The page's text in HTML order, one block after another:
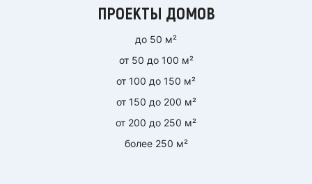
ПРОЕКТЫ ДОМОВ
до 50 м²
от 50 до 100 м²
от 100 до 150 м²
от 150 до 200 м²
от 200 до 250 м²
более 250 м²